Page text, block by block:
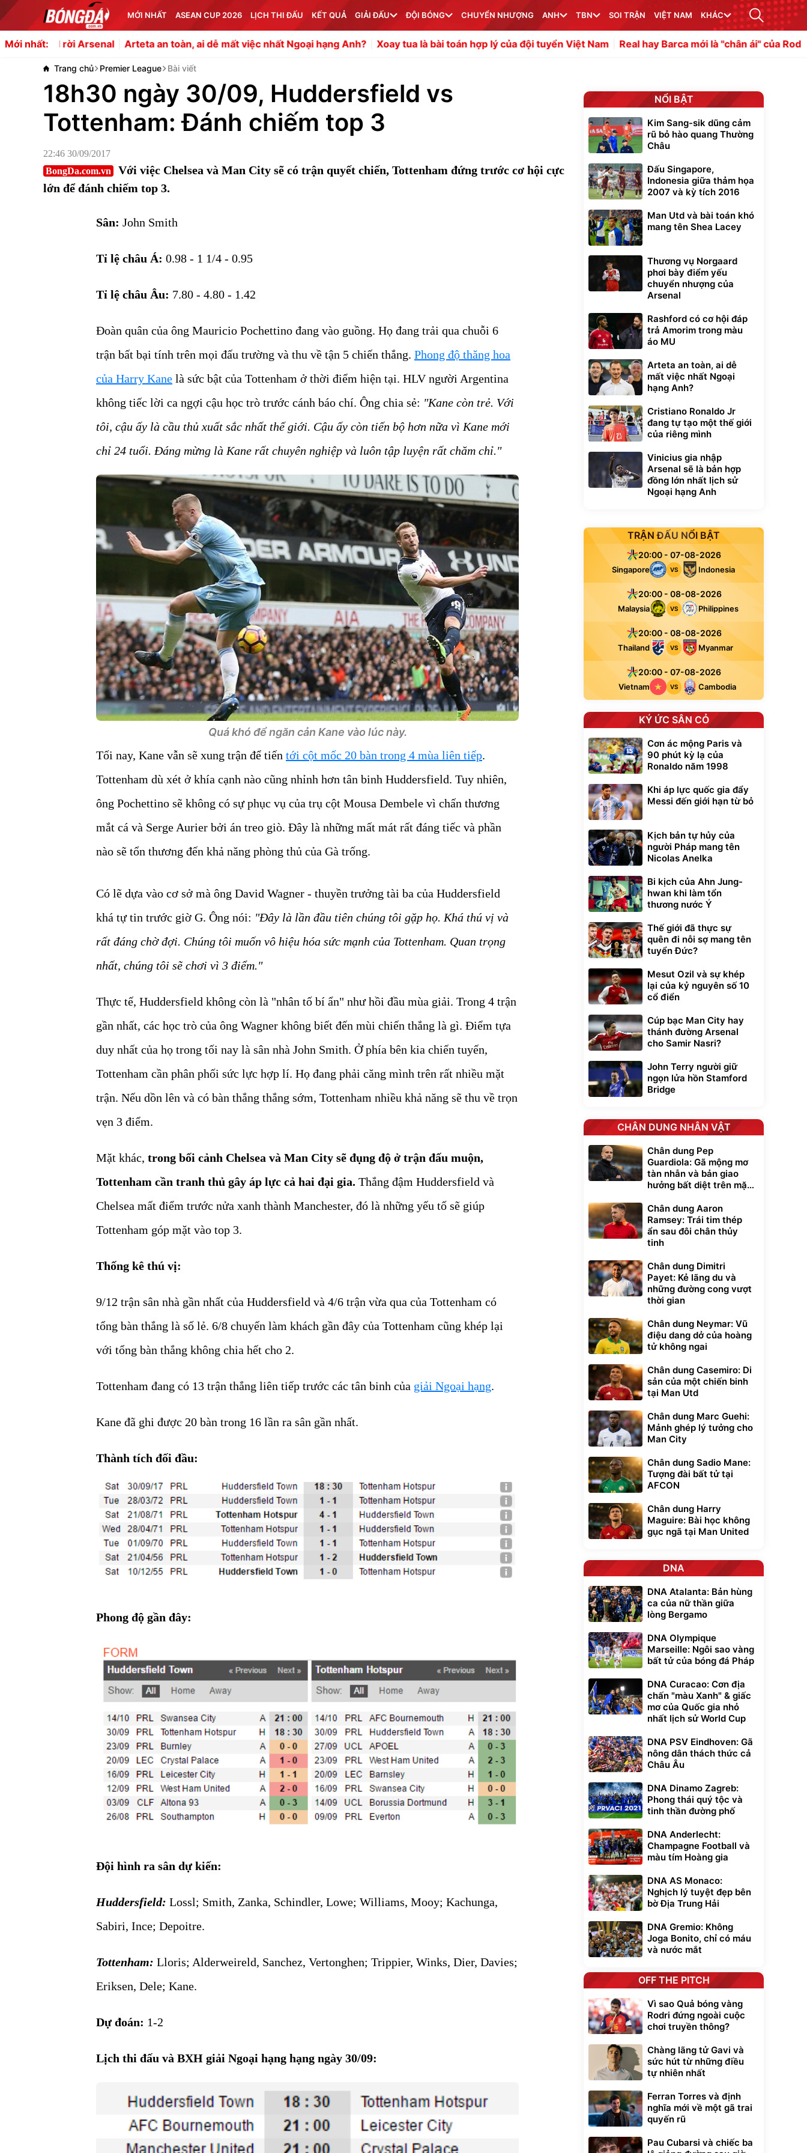
MỚI NHẤT ASEAN CUP 2026 LỊCH THI ĐẤU KẾT QUẢ GIẢI ĐẤU ĐỘI BÓNG CHUYỂN NHƯỢNG ANH TBN SOI TRẬN VIỆT NAM KHÁC
Mới nhất:
rời Arsenal Arteta an toàn, ai dễ mất việc nhất Ngoại hạng Anh? Xoay tua là bài toán hợp lý của đội tuyển Việt Nam Real hay Barca mới là ''chân ái'' của Rodri?
Trang chủ Premier League Bài viết
18h30 ngày 30/09, Huddersfield vs
Tottenham: Đánh chiếm top 3
22:46 30/09/2017
BongDa.com.vn
Với việc Chelsea và Man City sẽ có trận quyết chiến, Tottenham đứng trước cơ hội cực
lớn để đánh chiếm top 3.
Sân: John Smith
Tỉ lệ châu Á: 0.98 - 1 1/4 - 0.95
Tỉ lệ châu Âu: 7.80 - 4.80 - 1.42
Đoàn quân của ông Mauricio Pochettino đang vào guồng. Họ đang trải qua chuỗi 6
trận bất bại tính trên mọi đấu trường và thu về tận 5 chiến thắng. Phong độ thăng hoa
của Harry Kane là sức bật của Tottenham ở thời điểm hiện tại. HLV người Argentina
không tiếc lời ca ngợi cậu học trò trước cánh báo chí. Ông chia sẻ: "Kane còn trẻ. Với
tôi, cậu ấy là cầu thủ xuất sắc nhất thế giới. Cậu ấy còn tiến bộ hơn nữa vì Kane mới
chỉ 24 tuổi. Đáng mừng là Kane rất chuyên nghiệp và luôn tập luyện rất chăm chỉ."
Quá khó để ngăn cản Kane vào lúc này.
Tối nay, Kane vẫn sẽ xung trận để tiến tới cột mốc 20 bàn trong 4 mùa liên tiếp.
Tottenham dù xét ở khía cạnh nào cũng nhỉnh hơn tân binh Huddersfield. Tuy nhiên,
ông Pochettino sẽ không có sự phục vụ của trụ cột Mousa Dembele vì chấn thương
mắt cá và Serge Aurier bởi án treo giò. Đây là những mất mát rất đáng tiếc và phần
nào sẽ tổn thương đến khả năng phòng thủ của Gà trống.
Có lẽ dựa vào cơ sở mà ông David Wagner - thuyền trưởng tài ba của Huddersfield
khá tự tin trước giờ G. Ông nói: "Đây là lần đầu tiên chúng tôi gặp họ. Khá thú vị và
rất đáng chờ đợi. Chúng tôi muốn vô hiệu hóa sức mạnh của Tottenham. Quan trọng
nhất, chúng tôi sẽ chơi vì 3 điểm."
Thực tế, Huddersfield không còn là "nhân tố bí ẩn" như hồi đầu mùa giải. Trong 4 trận
gần nhất, các học trò của ông Wagner không biết đến mùi chiến thắng là gì. Điểm tựa
duy nhất của họ trong tối nay là sân nhà John Smith. Ở phía bên kia chiến tuyến,
Tottenham cần phân phối sức lực hợp lí. Họ đang phải căng mình trên rất nhiều mặt
trận. Nếu dồn lên và có bàn thắng thắng sớm, Tottenham nhiều khả năng sẽ thu về trọn
vẹn 3 điểm.
Mặt khác, trong bối cảnh Chelsea và Man City sẽ đụng độ ở trận đấu muộn,
Tottenham cần tranh thủ gây áp lực cả hai đại gia. Thắng đậm Huddersfield và
Chelsea mất điểm trước nửa xanh thành Manchester, đó là những yếu tố sẽ giúp
Tottenham góp mặt vào top 3.
Thống kê thú vị:
9/12 trận sân nhà gần nhất của Huddersfield và 4/6 trận vừa qua của Tottenham có
tổng bàn thắng là số lẻ. 6/8 chuyến làm khách gần đây của Tottenham cũng khép lại
với tổng bàn thắng không chia hết cho 2.
Tottenham đang có 13 trận thắng liên tiếp trước các tân binh của giải Ngoại hạng.
Kane đã ghi được 20 bàn trong 16 lần ra sân gần nhất.
Thành tích đối đầu:
Phong độ gần đây:
Đội hình ra sân dự kiến:
Huddersfield: Lossl; Smith, Zanka, Schindler, Lowe; Williams, Mooy; Kachunga,
Sabiri, Ince; Depoitre.
Tottenham: Lloris; Alderweireld, Sanchez, Vertonghen; Trippier, Winks, Dier, Davies;
Eriksen, Dele; Kane.
Dự đoán: 1-2
Lịch thi đấu và BXH giải Ngoại hạng hạng ngày 30/09:
NỔI BẬT
Kim Sang-sik dũng cảm
rũ bỏ hào quang Thường
Châu
Đấu Singapore,
Indonesia giữa thảm họa
2007 và kỳ tích 2016
Man Utd và bài toán khó
mang tên Shea Lacey
Thương vụ Norgaard
phơi bày điểm yếu
chuyển nhượng của
Arsenal
Rashford có cơ hội đáp
trả Amorim trong màu
áo MU
Arteta an toàn, ai dễ
mất việc nhất Ngoại
hạng Anh?
Cristiano Ronaldo Jr
đang tự tạo một thế giới
của riêng mình
Vinicius gia nhập
Arsenal sẽ là bản hợp
đồng lớn nhất lịch sử
Ngoại hạng Anh
TRẬN ĐẤU NỔI BẬT
20:00 - 07-08-2026
Singapore VS Indonesia
20:00 - 08-08-2026
Malaysia VS Philippines
20:00 - 08-08-2026
Thailand VS Myanmar
20:00 - 07-08-2026
Vietnam VS Cambodia
KÝ ỨC SÂN CỎ
Cơn ác mộng Paris và
90 phút kỳ lạ của
Ronaldo năm 1998
Khi áp lực quốc gia đẩy
Messi đến giới hạn từ bỏ
Kịch bản tự hủy của
người Pháp mang tên
Nicolas Anelka
Bi kịch của Ahn Jung-
hwan khi làm tổn
thương nước Ý
Thế giới đã thực sự
quên đi nỗi sợ mang tên
tuyển Đức?
Mesut Ozil và sự khép
lại của kỷ nguyên số 10
cổ điển
Cúp bạc Man City hay
thánh đường Arsenal
cho Samir Nasri?
John Terry người giữ
ngọn lửa hồn Stamford
Bridge
CHÂN DUNG NHÂN VẬT
Chân dung Pep
Guardiola: Gã mộng mơ
tàn nhẫn và bản giao
hưởng bất diệt trên mặt
Chân dung Aaron
Ramsey: Trái tim thép
ẩn sau đôi chân thủy
tinh
Chân dung Dimitri
Payet: Kẻ lãng du và
những đường cong vượt
thời gian
Chân dung Neymar: Vũ
điệu dang dở của hoàng
tử không ngai
Chân dung Casemiro: Di
sản của một chiến binh
tại Man Utd
Chân dung Marc Guehi:
Mảnh ghép lý tưởng cho
Man City
Chân dung Sadio Mane:
Tượng đài bất tử tại
AFCON
Chân dung Harry
Maguire: Bài học không
gục ngã tại Man United
DNA
DNA Atalanta: Bản hùng
ca của nữ thần giữa
lòng Bergamo
DNA Olympique
Marseille: Ngôi sao vàng
bất tử của bóng đá Pháp
DNA Curacao: Cơn địa
chấn "màu Xanh" & giấc
mơ của Quốc gia nhỏ
nhất lịch sử World Cup
DNA PSV Eindhoven: Gã
nông dân thách thức cả
Châu Âu
DNA Dinamo Zagreb:
Phong thái quý tộc và
tinh thần đường phố
DNA Anderlecht:
Champagne Football và
màu tím Hoàng gia
DNA AS Monaco:
Nghịch lý tuyệt đẹp bên
bờ Địa Trung Hải
DNA Gremio: Không
Joga Bonito, chỉ có máu
và nước mắt
OFF THE PITCH
Vì sao Quả bóng vàng
Rodri đứng ngoài cuộc
chơi truyền thông?
Chàng lãng tử Gavi và
sức hút từ những điều
tự nhiên nhất
Ferran Torres và định
nghĩa mới về một gã trai
quyến rũ
Pau Cubarsi và chiếc ba